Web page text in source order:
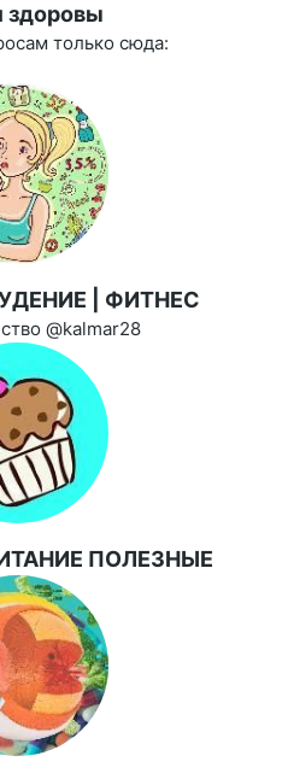
здоровы
только сюда:
| ФИТНЕС
@kalmar28
ПОЛЕЗНЫЕ